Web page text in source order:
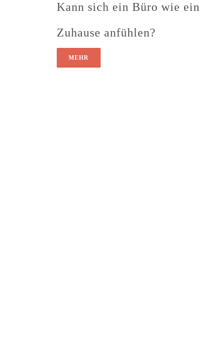
Kann sich ein Büro wie ein
Zuhause anfühlen?
MEHR